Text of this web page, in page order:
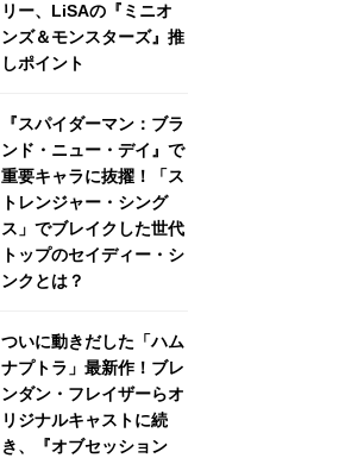
リー、LiSAの『ミニオ
ンズ＆モンスターズ』推
しポイント
『スパイダーマン：ブラ
ンド・ニュー・デイ』で
重要キャラに抜擢！「ス
トレンジャー・シング
ス」でブレイクした世代
トップのセイディー・シ
ンクとは？
ついに動きだした「ハム
ナプトラ」最新作！ブレ
ンダン・フレイザーらオ
リジナルキャストに続
き、『オブセッション